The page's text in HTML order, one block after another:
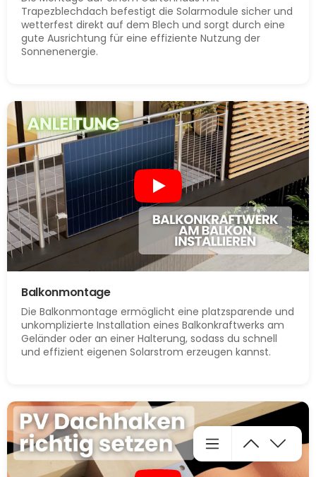
Trapezblechdach befestigt die Solarmodule sicher und
wetterfest direkt auf dem Blech und sorgt durch eine
gute Ausrichtung für eine effiziente Nutzung der
Sonnenenergie.
Balkonmontage
Die Balkonmontage ermöglicht eine platzsparende und
unkomplizierte Installation eines Balkonkraftwerks am
Geländer oder an einer Halterung, sodass du schnell
und effizient eigenen Solarstrom erzeugen kannst.